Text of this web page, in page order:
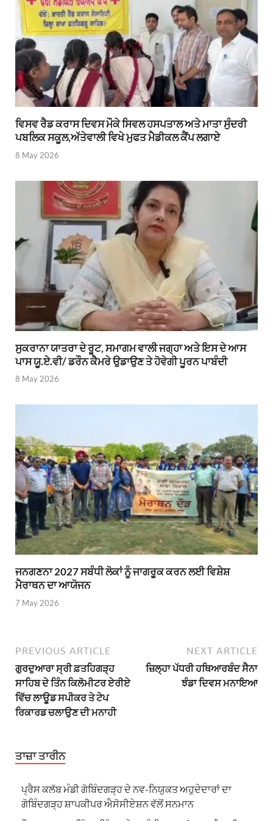
ਵਿਸਵ ਰੈਡ ਕਰਾਸ ਦਿਵਸ ਮੌਕੇ ਸਿਵਲ ਹਸਪਤਾਲ ਅਤੇ ਮਾਤਾ ਸੁੰਦਰੀ
ਪਬਲਿਕ ਸਕੂਲ,ਅੱਤੇਵਾਲੀ ਵਿਖੇ ਮੁਫਤ ਮੈਡੀਕਲ ਕੈਂਪ ਲਗਾਏ
8 May 2026
ਸੁਕਰਾਨਾ ਯਾਤਰਾ ਦੇ ਰੂਟ, ਸਮਾਗਮ ਵਾਲੀ ਜਗ੍ਹਾ ਅਤੇ ਇਸ ਦੇ ਆਸ
ਪਾਸ ਯੂ.ਏ.ਵੀ/ ਡਰੌਨ ਕੈਮਰੇ ਉਡਾਉਣ ਤੇ ਹੋਵੇਗੀ ਪੂਰਨ ਪਾਬੰਦੀ
8 May 2026
ਜਨਗਣਨਾ 2027 ਸਬੰਧੀ ਲੋਕਾਂ ਨੂੰ ਜਾਗਰੂਕ ਕਰਨ ਲਈ ਵਿਸ਼ੇਸ਼
ਮੈਰਾਥਨ ਦਾ ਆਯੋਜਨ
7 May 2026
PREVIOUS ARTICLE
ਗੁਰਦੁਆਰਾ ਸ੍ਰੀ ਫ਼ਤਹਿਗੜ੍ਹ
ਸਾਹਿਬ ਦੇ ਤਿੰਨ ਕਿਲੋਮੀਟਰ ਏਰੀਏ
ਵਿੱਚ ਲਾਊਡ ਸਪੀਕਰ ਤੇ ਟੇਪ
ਰਿਕਾਰਡ ਚਲਾਉਣ ਦੀ ਮਨਾਹੀ
NEXT ARTICLE
ਜ਼ਿਲ੍ਹਾ ਪੱਧਰੀ ਹਥਿਆਰਬੰਦ ਸੈਨਾ
ਝੰਡਾ ਦਿਵਸ ਮਨਾਇਆ
ਤਾਜ਼ਾ ਤਾਰੀਨ
ਪ੍ਰੈਸ ਕਲੱਬ ਮੰਡੀ ਗੋਬਿੰਦਗੜ੍ਹ ਦੇ ਨਵ-ਨਿਯੁਕਤ ਅਹੁਦੇਦਾਰਾਂ ਦਾ
ਗੋਬਿੰਦਗੜ੍ਹ ਸ਼ਾਪਕੀਪਰ ਐਸੋਸੀਏਸ਼ਨ ਵੱਲੋਂ ਸਨਮਾਨ